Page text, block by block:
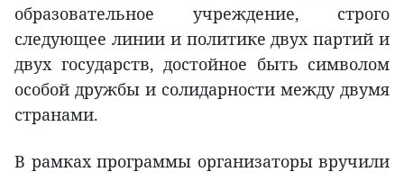
образовательное учреждение, строго
следующее линии и политике двух партий и
двух государств, достойное быть символом
особой дружбы и солидарности между двумя
странами.
В рамках программы организаторы вручили